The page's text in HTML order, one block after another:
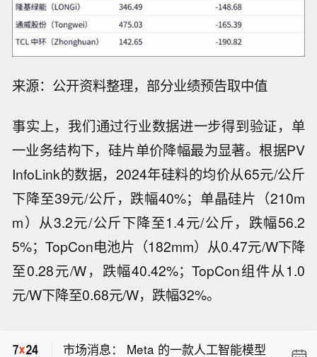
来源：公开资料整理，部分业绩预告取中值
事实上，我们通过行业数据进一步得到验证，单
一业务结构下，硅片单价降幅最为显著。根据PV
InfoLink的数据，2024年硅料的均价从65元/公斤
下降至39元/公斤，跌幅40%；单晶硅片（210m
m）从3.2元/公斤下降至1.4元/公斤，跌幅56.2
5%；TopCon电池片（182mm）从0.47元/W下降
至0.28元/W，跌幅40.42%；TopCon组件从1.0
元/W下降至0.68元/W，跌幅32%。
【32只ETF密集成立，机构投资者加速
入场】在三季度以来的震荡行情中，机
只ETF，发行规模合计达76.12亿元。从
系统作出修改。
市场消息： Meta 的一款人工智能模型